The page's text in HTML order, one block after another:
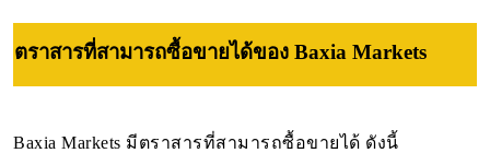
ตราสารที่สามารถซื้อขายได้ของ Baxia Markets
Baxia Markets มีตราสารที่สามารถซื้อขายได้ ดังนี้